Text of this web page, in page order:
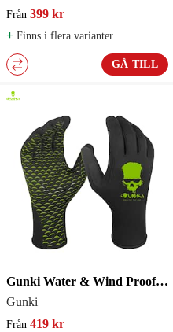
Från 399 kr
+ Finns i flera varianter
GÅ TILL
Gunki Water & Wind Proof Handskar
Gunki
Från 419 kr